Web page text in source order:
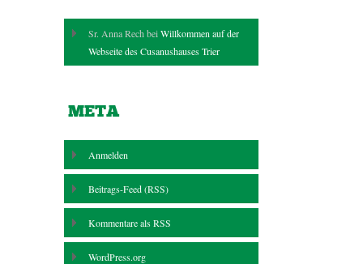
Sr. Anna Rech beiWillkommen auf der
Webseite des Cusanushauses Trier
META
Anmelden
Beitrags-Feed (RSS)
Kommentare alsRSS
WordPress.org